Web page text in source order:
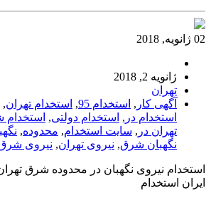
02 ژانویه, 2018
ژانویه 2, 2018
تهران
آگهی کار , استخدام 95 , استخدام تهران,
استخدام در , استخدام دولتی,
تهران در , سایت استخدام, محدوده,
نگهبان شرق, نیروی تهران, نیروی
استخدام نیروی نگهبان در محدوده شرق
ایران استخدام